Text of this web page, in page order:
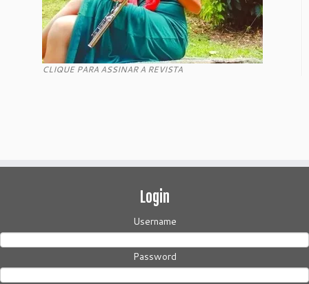
CLIQUE PARA ASSINAR A REVISTA
Login
Username
Password